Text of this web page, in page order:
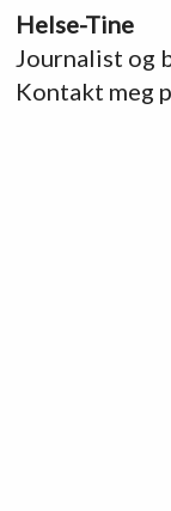
Helse-Tine
Journalist og
Kontakt meg